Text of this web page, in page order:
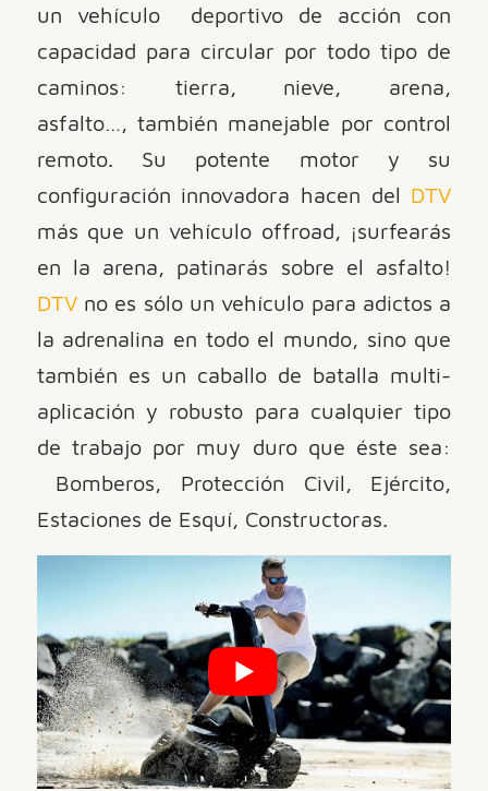
un vehículo
deportivo de acción con
capacidad para circular por todo tipo de
caminos: tierra, nieve, arena,
asfalto…, también manejable por control
remoto. Su potente motor y su
configuración innovadora hacen del DTV
más que un vehículo offroad, ¡surfearás
en la arena, patinarás sobre el asfalto!
DTVno es sólo un vehículo para adictos a
la adrenalina en todo el mundo, sino que
también es un caballo de batalla multi-
aplicación y robusto para cualquier tipo
de trabajo por muy duro que éste sea:
Bomberos, Protección Civil, Ejército,
Estaciones de Esquí, Constructoras.